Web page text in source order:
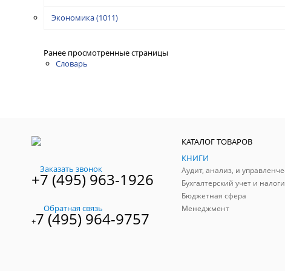
Экономика(1011)
Ранее просмотренные страницы
Словарь
Заказать звонок
+7 (495) 963-1926
Обратная связь
+7 (495) 964-9757
КАТАЛОГ ТОВАРОВ
КНИГИ
Бухгалтерский учет и налоги
Бюджетная сфера
Менеджмент